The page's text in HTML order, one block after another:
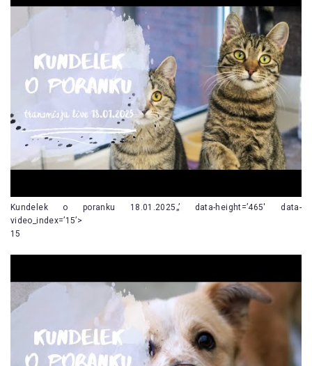
Kundelek o poranku 18.01.2025„’ data-height=’465′ data-
video_index=’15’>
15